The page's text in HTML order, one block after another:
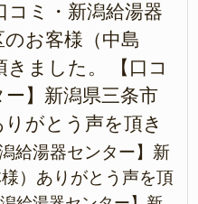
コミ・新潟給湯器
お客様（中島
ました。
【口コ
】新潟県三条市
がとう声を頂き
給湯器センター】新
）ありがとう声を頂